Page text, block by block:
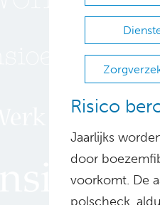
Risico
Jaarlijks
door
voorkomt. De
polscheck,